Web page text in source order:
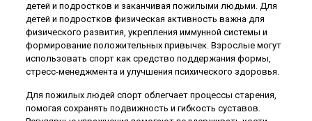
детей и подростков и заканчивая пожилыми людьми. Для
детей и подростков физическая активность важна для
физического развития, укрепления иммунной системы и
формирование положительных привычек. Взрослые могут
использовать спорт как средство поддержания формы,
стресс-менеджмента и улучшения психического здоровья.
Для пожилых людей спорт облегчает процессы старения,
помогая сохранять подвижность и гибкость суставов.